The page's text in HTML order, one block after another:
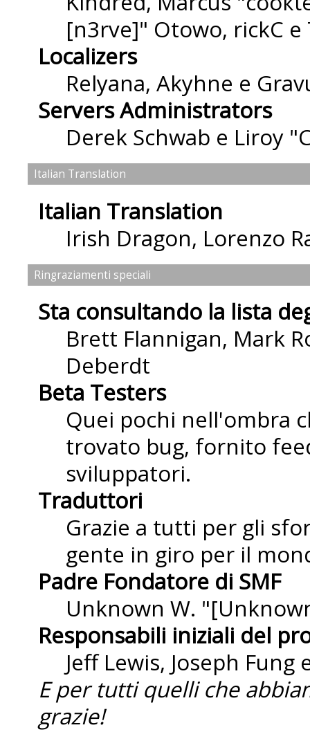
[n3rve]" Otowo, rickC e
Localizers
Relyana, Akyhne e
Servers Administrators
Derek Schwab e Liroy
Italian Translation
Italian Translation
Irish Dragon, Lorenzo
Ringraziamenti speciali
Sta consultando la lista
Brett Flannigan, Mark
Deberdt
Beta Testers
Quei pochi nell'ombra
trovato bug, fornito
sviluppatori.
Traduttori
Grazie a tutti per gli
gente in giro per il
Padre Fondatore di SMF
Unknown W.
Responsabili iniziali del
Jeff Lewis, Joseph
E per tutti quelli che
grazie!